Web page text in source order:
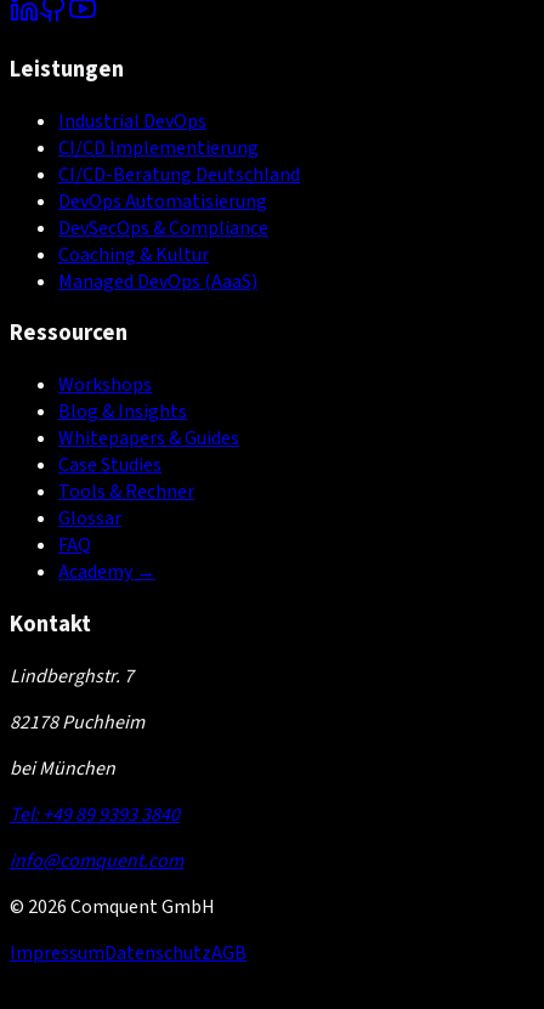
Leistungen
Industrial DevOps
CI/CD Implementierung
CI/CD-Beratung Deutschland
DevOps Automatisierung
DevSecOps & Compliance
Coaching & Kultur
Managed DevOps (AaaS)
Ressourcen
Workshops
Blog & Insights
Whitepapers & Guides
Case Studies
Tools & Rechner
Glossar
FAQ
Academy→
Kontakt
Lindberghstr. 7
82178 Puchheim
bei München
Tel: +49 89 9393 3840
info@comquent.com
© 2026 Comquent GmbH
ImpressumDatenschutzAGB